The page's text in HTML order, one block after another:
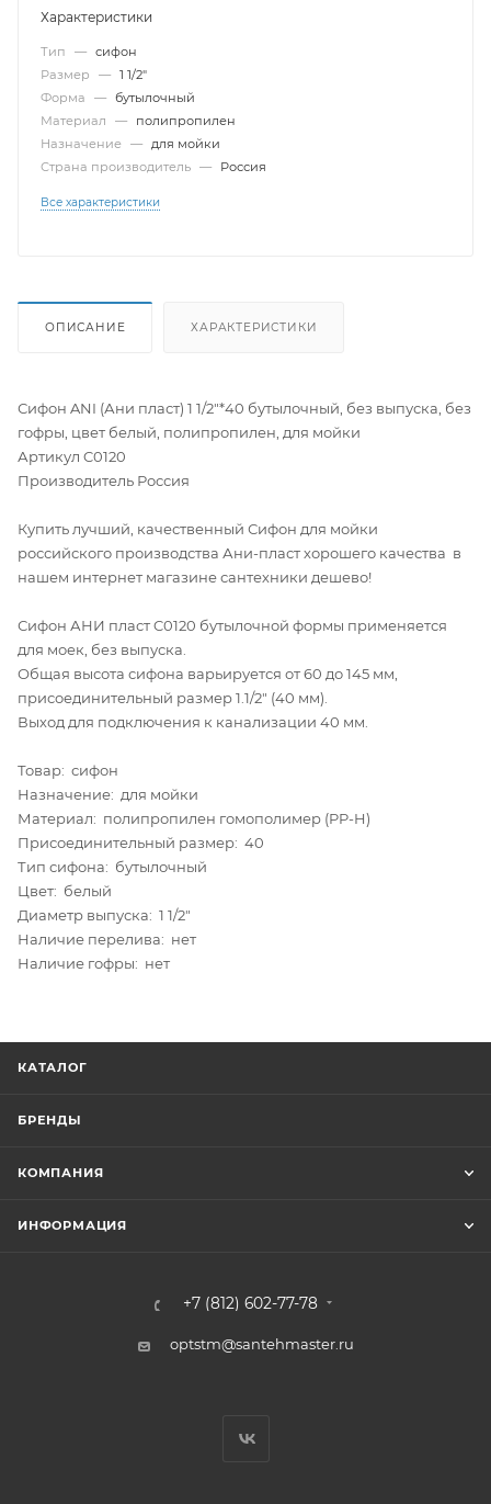
Характеристики
Тип — сифон
Размер
— 1 1/2"
Форма
— бутылочный
Материал
—
полипропилен
Назначение — для мойки
Страна производитель — Россия
Все характеристики
ОПИСАНИЕ ХАРАКТЕРИСТИКИ
Сифон ANI (Ани пласт) 1 1/2"*40 бутылочный, без выпуска, без
гофры, цвет белый, полипропилен, для мойки
Артикул C0120
Производитель Россия
Купить лучший, качественный Сифон для мойки
российского производства Ани-пласт хорошего качества в
нашем интернет магазине сантехники дешево!
Сифон АНИ пласт C0120 бутылочной формы применяется
для моек, без выпуска.
Общая высота сифона варьируется от 60 до 145 мм,
присоединительный размер 1.1/2" (40 мм).
Выход для подключения к канализации 40 мм.
Товар: сифон
Назначение: для мойки
Материал: полипропилен гомополимер (PP-H)
Присоединительный размер: 40
Тип сифона: бутылочный
Цвет: белый
Диаметр выпуска: 1 1/2"
Наличие перелива: нет
Наличие гофры: нет
КАТАЛОГ
БРЕНДЫ
КОМПАНИЯ
ИНФОРМАЦИЯ
+7 (812) 602-77-78
optstm@santehmaster.ru